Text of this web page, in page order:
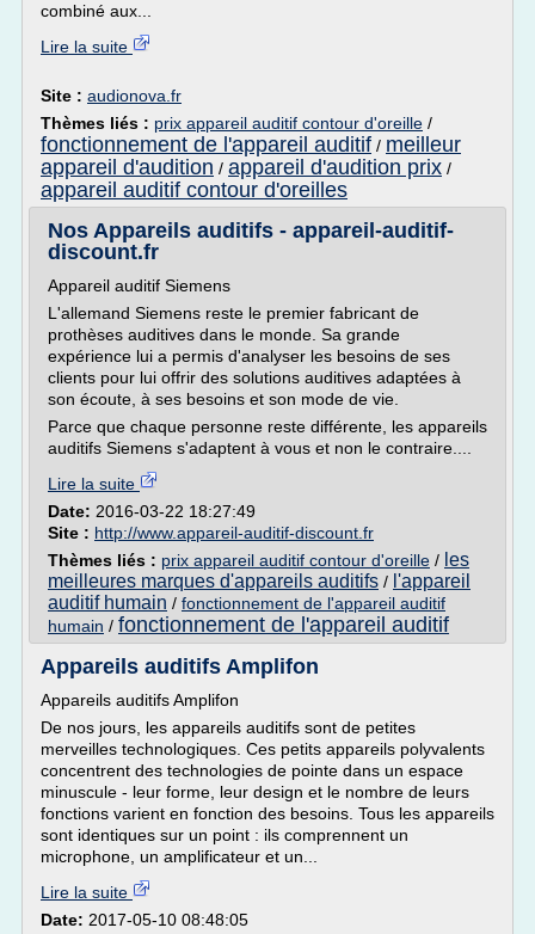
combiné aux...
Lire la suite
Site : audionova.fr
Thèmes liés : prix appareil auditif contour d'oreille /
fonctionnement de l'appareil auditif / meilleur
appareil d'audition / appareil d'audition prix /
appareil auditif contour d'oreilles
Nos Appareils auditifs - appareil-auditif-
discount.fr
Appareil auditif Siemens
L'allemand Siemens reste le premier fabricant de
prothèses auditives dans le monde. Sa grande
expérience lui a permis d'analyser les besoins de ses
clients pour lui offrir des solutions auditives adaptées à
son écoute, à ses besoins et son mode de vie.
Parce que chaque personne reste différente, les appareils
auditifs Siemens s'adaptent à vous et non le contraire....
Lire la suite
Date: 2016-03-22 18:27:49
Site : http://www.appareil-auditif-discount.fr
Thèmes liés : prix appareil auditif contour d'oreille / les
meilleures marques d'appareils auditifs / l'appareil
auditif humain / fonctionnement de l'appareil auditif
humain / fonctionnement de l'appareil auditif
Appareils auditifs Amplifon
Appareils auditifs Amplifon
De nos jours, les appareils auditifs sont de petites
merveilles technologiques. Ces petits appareils polyvalents
concentrent des technologies de pointe dans un espace
minuscule - leur forme, leur design et le nombre de leurs
fonctions varient en fonction des besoins. Tous les appareils
sont identiques sur un point : ils comprennent un
microphone, un amplificateur et un...
Lire la suite
Date: 2017-05-10 08:48:05